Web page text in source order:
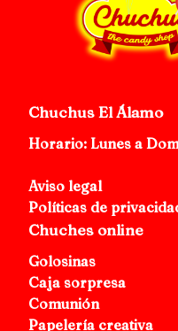
Chuchus El Álamo
Horario: Lunes a
Aviso legal
Políticas de
Chuches online
Golosinas
Caja sorpresa
Comunión
Papelería creativa